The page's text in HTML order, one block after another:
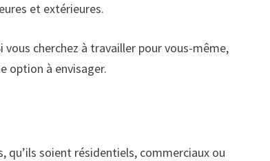
et extérieures.
cherchez à travailler pour vous-même,
option à envisager.
qu’ils soient résidentiels, commerciaux ou